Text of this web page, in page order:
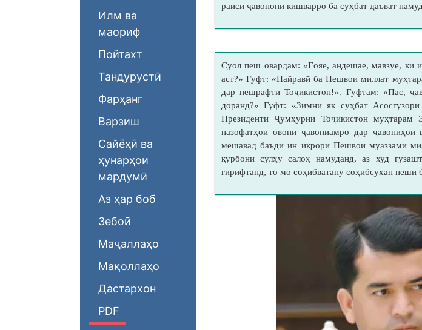
Илм ва
маориф
Пойтахт
Тандурустӣ
Фарҳанг
Варзиш
Сайёҳӣ ва
ҳунарҳои
мардумӣ
Аз ҳар боб
Зебоӣ
Маҷаллаҳо
Мақоллаҳо
Дастархон
PDF
раиси ҷавонони кишварро ба суҳбат даъват
Суол пеш овардам: «Ғояе, андешае, мавзуе, ки
аст?» Гуфт: «Пайравӣ ба Пешвои миллат
дар пешрафти Тоҷикистон!». Гуфтам: «Пас,
доранд?» Гуфт: «Зимни як суҳбат
Президенти Ҷумҳурии Тоҷикистон
назофатҳои овони ҷавониамро дар
мешавад баъди ин иқрори Пешвои муаззами
қурбони сулҳу салоҳ намуданд, аз худ
гирифтанд, то мо соҳибватану соҳибсухан